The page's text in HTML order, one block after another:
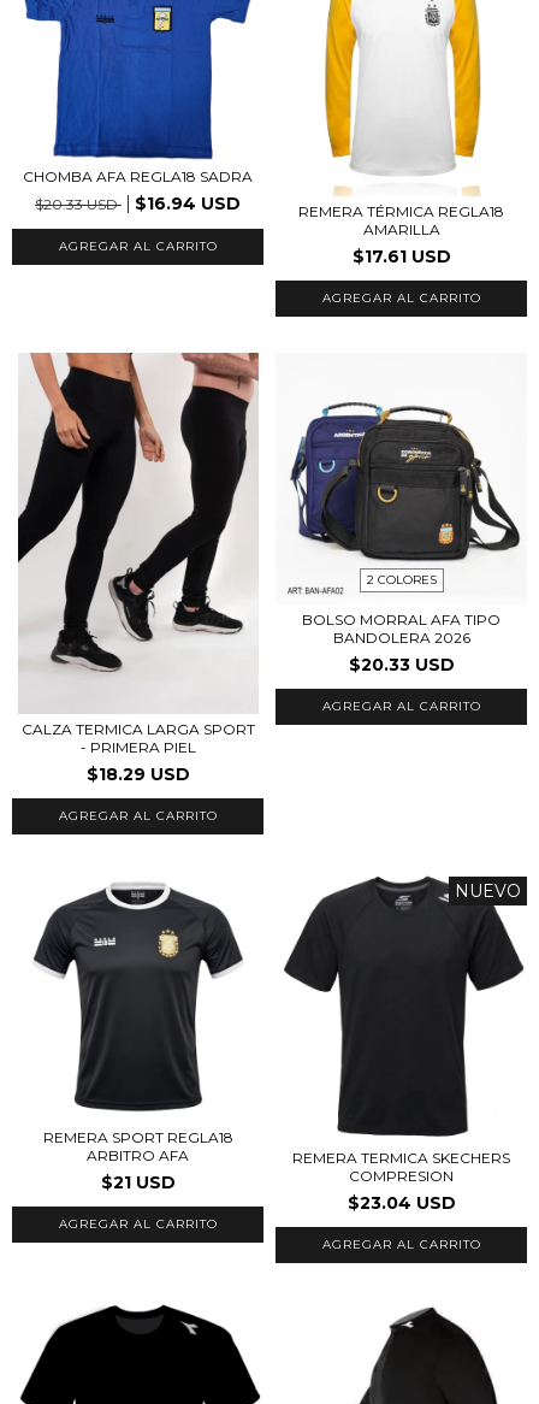
CHOMBA AFA REGLA18 SADRA
$20.33 USD
$16.94 USD
AGREGAR AL CARRITO
REMERA TÉRMICA REGLA18
AMARILLA
$17.61 USD
AGREGAR AL CARRITO
CALZA TERMICA LARGA SPORT
- PRIMERA PIEL
$18.29 USD
AGREGAR AL CARRITO
2 COLORES
BOLSO MORRAL AFA TIPO
BANDOLERA 2026
$20.33 USD
AGREGAR AL CARRITO
REMERA SPORT REGLA18
ARBITRO AFA
$21 USD
AGREGAR AL CARRITO
NUEVO
REMERA TERMICA SKECHERS
COMPRESION
$23.04 USD
AGREGAR AL CARRITO